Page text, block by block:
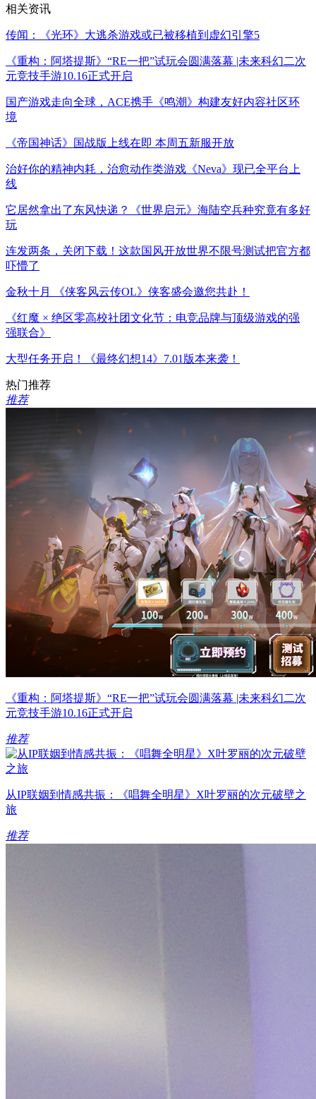
相关资讯
传闻：《光环》大逃杀游戏或已被移植到虚幻引擎5
《重构：阿塔提斯》“RE一把”试玩会圆满落幕 |未来科幻二次
元竞技手游10.16正式开启
国产游戏走向全球，ACE携手《鸣潮》构建友好内容社区环
境
《帝国神话》国战版上线在即 本周五新服开放
治好你的精神内耗，治愈动作类游戏《Neva》现已全平台上
线
它居然拿出了东风快递？《世界启元》海陆空兵种究竟有多好
玩
连发两条，关闭下载！这款国风开放世界不限号测试把官方都
吓懵了
金秋十月 《侠客风云传OL》侠客盛会邀您共赴！
《红魔 × 绝区零高校社团文化节：电竞品牌与顶级游戏的强
强联合》
大型任务开启！《最终幻想14》7.01版本来袭！
热门推荐
推荐
《重构：阿塔提斯》“RE一把”试玩会圆满落幕 |未来科幻二次
元竞技手游10.16正式开启
推荐
从IP联姻到情感共振：《唱舞全明星》X叶罗丽的次元破壁之
旅
推荐